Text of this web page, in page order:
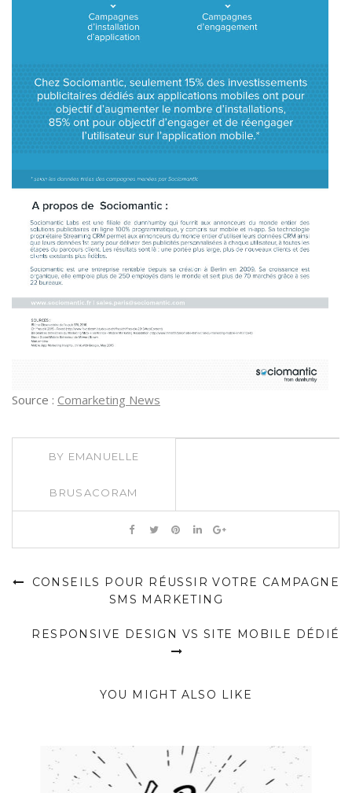
Source : Comarketing News
BY EMANUELLE
BRUSACORAM
CONSEILS POUR RÉUSSIR VOTRE CAMPAGNE
SMS MARKETING
RESPONSIVE DESIGN VS SITE MOBILE DÉDIÉ
YOU MIGHT ALSO LIKE